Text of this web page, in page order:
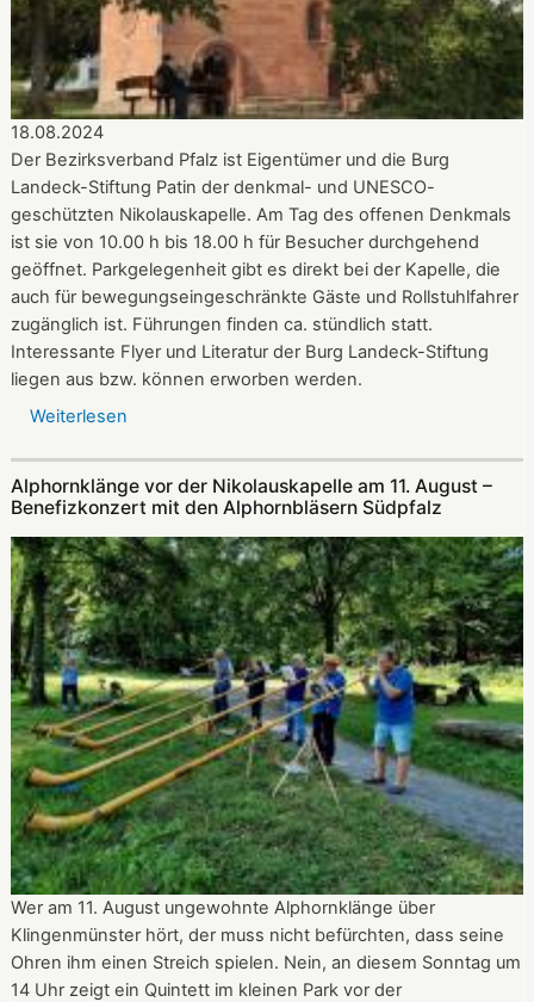
18.08.2024
Der Bezirksverband Pfalz ist Eigentümer und die Burg
Landeck-Stiftung Patin der denkmal- und UNESCO-
geschützten Nikolauskapelle. Am Tag des offenen Denkmals
ist sie von 10.00 h bis 18.00 h für Besucher durchgehend
geöffnet. Parkgelegenheit gibt es direkt bei der Kapelle, die
auch für bewegungseingeschränkte Gäste und Rollstuhlfahrer
zugänglich ist. Führungen finden ca. stündlich statt.
Interessante Flyer und Literatur der Burg Landeck-Stiftung
liegen aus bzw. können erworben werden.
Weiterlesen
bei
Klingenmünster
ist
am
Tag
des
offenen
Denkmals
am
8.
September
2024
ganztägig
für
Besucher
geöffnet.
Alphornklänge vor der Nikolauskapelle am 11. August –
Benefizkonzert mit den Alphornbläsern Südpfalz
Wer am 11. August ungewohnte Alphornklänge über
Klingenmünster hört, der muss nicht befürchten, dass seine
Ohren ihm einen Streich spielen. Nein, an diesem Sonntag um
14 Uhr zeigt ein Quintett im kleinen Park vor der